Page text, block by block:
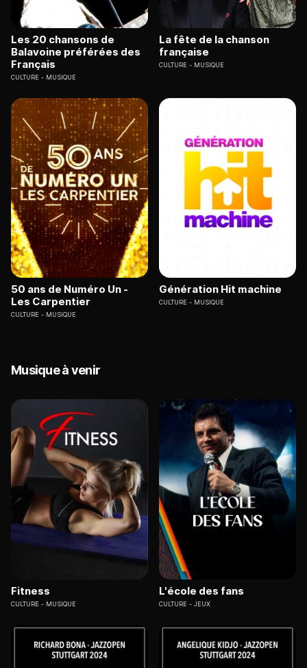
Les 20 chansons de
Balavoine préférées des
Français
CULTURE MUSIQUE
La fête de la chanson
française
CULTURE MUSIQUE
50 ans de Numéro Un -
Les Carpentier
CULTURE MUSIQUE
Génération Hit machine
CULTURE MUSIQUE
Musique à venir
Fitness
CULTURE MUSIQUE
L'école des fans
CULTURE JEUX